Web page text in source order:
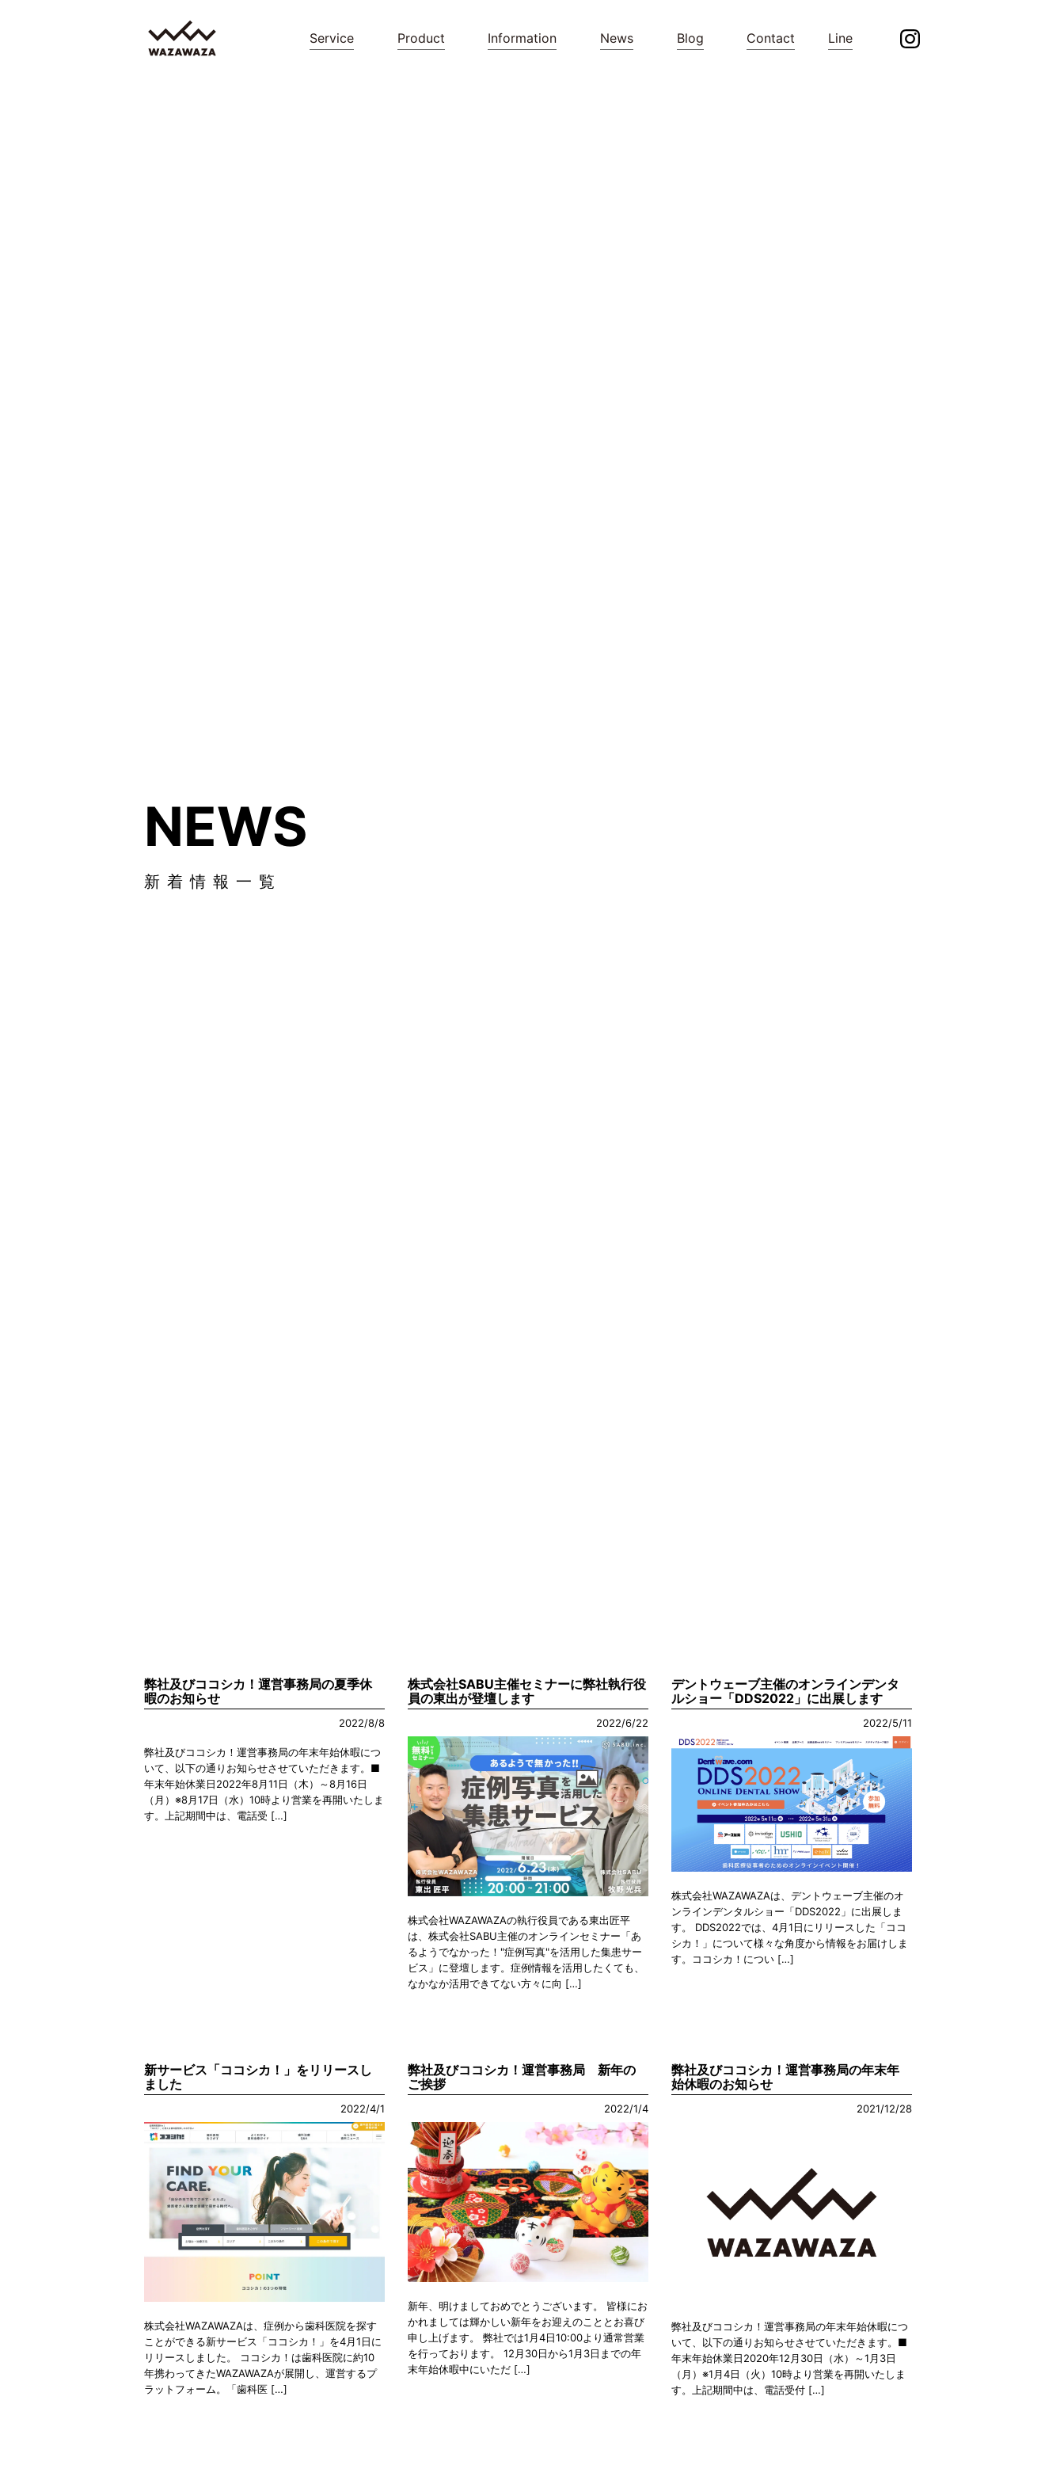
Service Product Information News Blog Contact Line
NEWS
新 着情 報 一 覧
弊社及びココシカ！運営事務局の夏季休
暇のお知らせ
2022/8/8
弊社及びココシカ！運営事務局の年末年始休暇につ
いて、以下の通りお知らせさせていただきます。■
年末年始休業日2022年8月11日（木）～8月16日
（月）※8月17日（水）10時より営業を再開いたしま
す。上記期間中は、電話受 […]
株式会社SABU主催セミナーに弊社執行役
員の東出が登壇します
2022/6/22
株式会社WAZAWAZAの執行役員である東出匠平
は、株式会社SABU主催のオンラインセミナー「あ
るようでなかった！"症例写真"を活用した集患サー
ビス」に登壇します。症例情報を活用したくても、
なかなか活用できてない方々に向 […]
デントウェーブ主催のオンラインデンタ
ルショー「DDS2022」に出展します
2022/5/11
株式会社WAZAWAZAは、デントウェーブ主催のオ
ンラインデンタルショー「DDS2022」に出展しま
す。 DDS2022では、4月1日にリリースした「ココ
シカ！」について様々な角度から情報をお届けしま
す。ココシカ！につい […]
新サービス「ココシカ！」をリリースし
ました
2022/4/1
株式会社WAZAWAZAは、症例から歯科医院を探す
ことができる新サービス「ココシカ！」を4月1日に
リリースしました。 ココシカ！は歯科医院に約10
年携わってきたWAZAWAZAが展開し、運営するプ
ラットフォーム。「歯科医 […]
弊社及びココシカ！運営事務局 新年の
ご挨拶
2022/1/4
新年、明けましておめでとうございます。 皆様にお
かれましては輝かしい新年をお迎えのこととお喜び
申し上げます。 弊社では1月4日10:00より通常営業
を行っております。 12月30日から1月3日までの年
末年始休暇中にいただ […]
弊社及びココシカ！運営事務局の年末年
始休暇のお知らせ
2021/12/28
弊社及びココシカ！運営事務局の年末年始休暇につ
いて、以下の通りお知らせさせていただきます。■
年末年始休業日2020年12月30日（水）～1月3日
（月）※1月4日（火）10時より営業を再開いたしま
す。上記期間中は、電話受付 […]